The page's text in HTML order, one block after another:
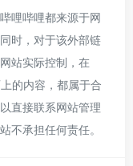
哩哔哩都来源于网
时，对于该外部链
站实际控制，在
的内容，都属于合
直接联系网站管理
不承担任何责任。